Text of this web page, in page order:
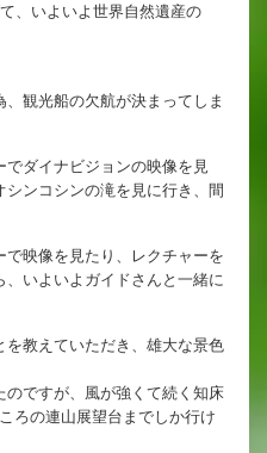
、いよいよ世界自然遺産の
観光船の欠航が決まってしま
ダイナビジョンの映像を見
ンコシンの滝を見に行き、間
映像を見たり、レクチャーを
いよいよガイドさんと一緒に
教えていただき、雄大な景色
ですが、風が強くて続く知床
ろの連山展望台までしか行け
施設紹介
服紹介